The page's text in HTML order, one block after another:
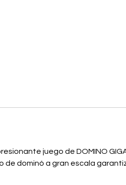
juego de DOMINO
dominó a gran escala